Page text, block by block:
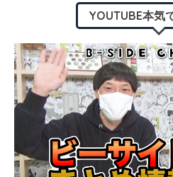
YOUTUBE本気